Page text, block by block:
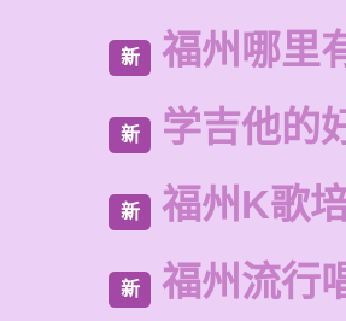
新 福州哪里
新 学吉他的
新 福州K歌
新 福州流行